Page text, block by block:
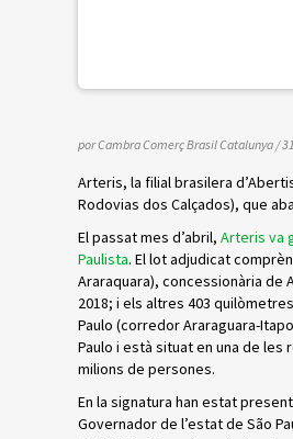
por Cambra Comerç Brasil Catalunya/
Arteris, la filial brasilera
Rodovias dos Calçados), que
El passat mes d’abril, Arteris va
Paulista. El lot adjudicat
Araraquara), concessionària de
2018; i els altres 403
Paulo (corredor Araraguara-
Paulo i està situat en una de
milions de persones.
En la signatura han estat
Governador de l’estat de São